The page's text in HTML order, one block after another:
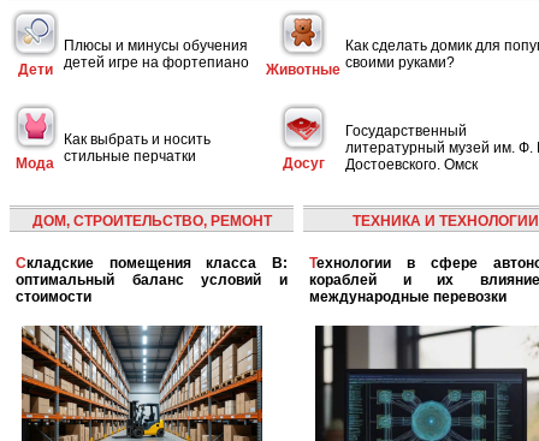
Дети
Плюсы и минусы обучения
детей игре на фортепиано
Животные
Как сделать домик для
своими руками?
Мода
Как выбрать и носить
стильные перчатки
Досуг
Государственный
литературный музей им. Ф.
Достоевского. Омск
ДОМ, СТРОИТЕЛЬСТВО, РЕМОНТ
Складские помещения класса B:
оптимальный баланс условий и
стоимости
ТЕХНИКА И ТЕХНОЛОГИИ
Технологии в сфере автономных
кораблей и их
международные перевозки